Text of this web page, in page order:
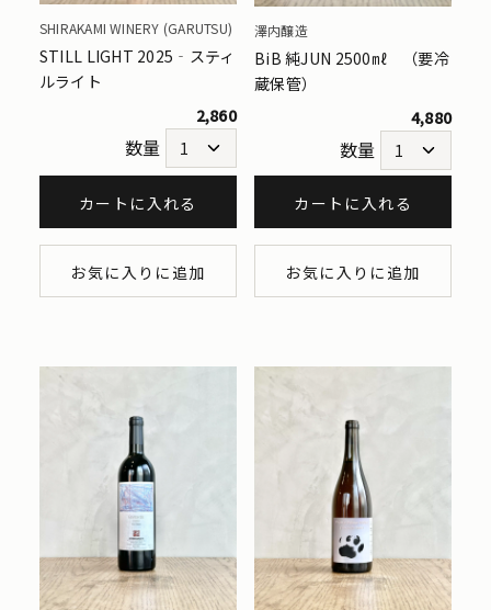
SHIRAKAMI WINERY (GARUTSU)
STILL LIGHT 2025‐スティ
ルライト
2,860
数量
カートに入れる
お気に入りに追加
澤内醸造
BiB 純JUN 2500㎖ （要冷
蔵保管）
4,880
数量
カートに入れる
お気に入りに追加